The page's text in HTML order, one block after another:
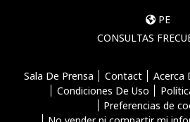
PE
CONSULTAS
Sala De Prensa Contact
Acerca
Condiciones De Uso
Preferencias de